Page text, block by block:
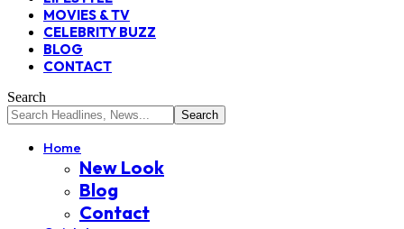
MOVIES & TV
CELEBRITY BUZZ
BLOG
CONTACT
Search
Home
New Look
Blog
Contact